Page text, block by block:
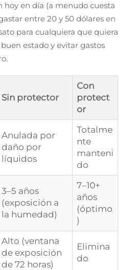
hoy en día (a menudo cuesta
entre 20 y 50 dólares en
para cualquiera que quiera
estado y evitar gastos
Sin protector
Con
protect
or
Anulada por
daño por
líquidos
Totalme
nte
manteni
do
3–5 años
(exposición a
la humedad)
7–10+
años
(óptimo
)
Alto (ventana
de exposición
de 72 horas)
Elimina
do